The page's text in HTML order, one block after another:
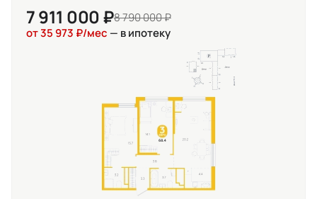
7 911 000 ₽8 790 000 ₽
от 35 973 ₽/мес — в ипотеку